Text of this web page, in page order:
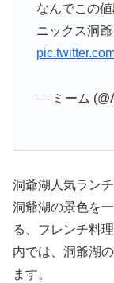
なんでこの
ニックス洞
— ミーム
洞爺湖人気ラン
洞爺湖の景色を
る、フレンチ料
内では、洞爺湖
ます。